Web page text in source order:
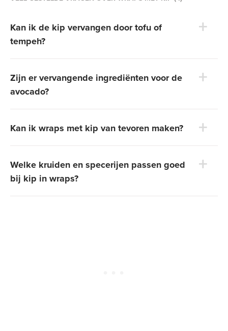
Kan ik de kip vervangen door tofu of
tempeh?
Zijn er vervangende ingrediënten voor de
avocado?
Kan ik wraps met kip van tevoren maken?
Welke kruiden en specerijen passen goed
bij kip in wraps?